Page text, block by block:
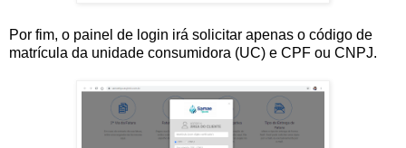
Por fim, o painel de login irá solicitar apenas o código de
matrícula da unidade consumidora (UC) e CPF ou CNPJ.